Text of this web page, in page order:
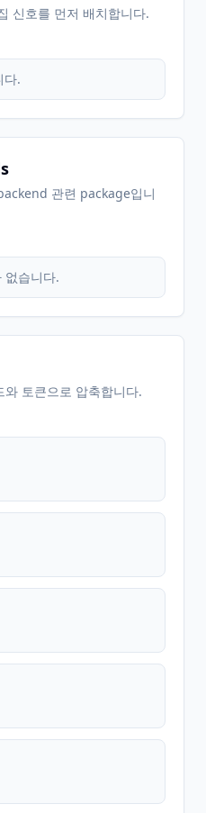
신호를 먼저 배치합니다.
다.
관련 package입니
습니다.
토큰으로 압축합니다.